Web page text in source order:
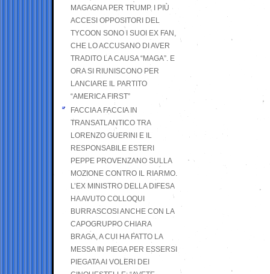
MAGAGNA PER TRUMP. I PIÙ
ACCESI OPPOSITORI DEL
TYCOON SONO I SUOI EX FAN,
CHE LO ACCUSANO DI AVER
TRADITO LA CAUSA “MAGA”. E
ORA SI RIUNISCONO PER
LANCIARE IL PARTITO
“AMERICA FIRST”
FACCIA A FACCIA IN
TRANSATLANTICO TRA
LORENZO GUERINI E IL
RESPONSABILE ESTERI
PEPPE PROVENZANO SULLA
MOZIONE CONTRO IL RIARMO.
L’EX MINISTRO DELLA DIFESA
HA AVUTO COLLOQUI
BURRASCOSI ANCHE CON LA
CAPOGRUPPO CHIARA
BRAGA, A CUI HA FATTO LA
MESSA IN PIEGA PER ESSERSI
PIEGATA AI VOLERI DEI